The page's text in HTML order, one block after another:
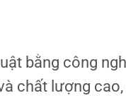
bằng công
chất lượng